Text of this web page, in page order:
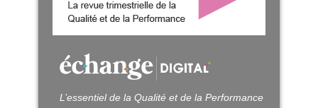
L’essentiel de la Qualité et de la Performance